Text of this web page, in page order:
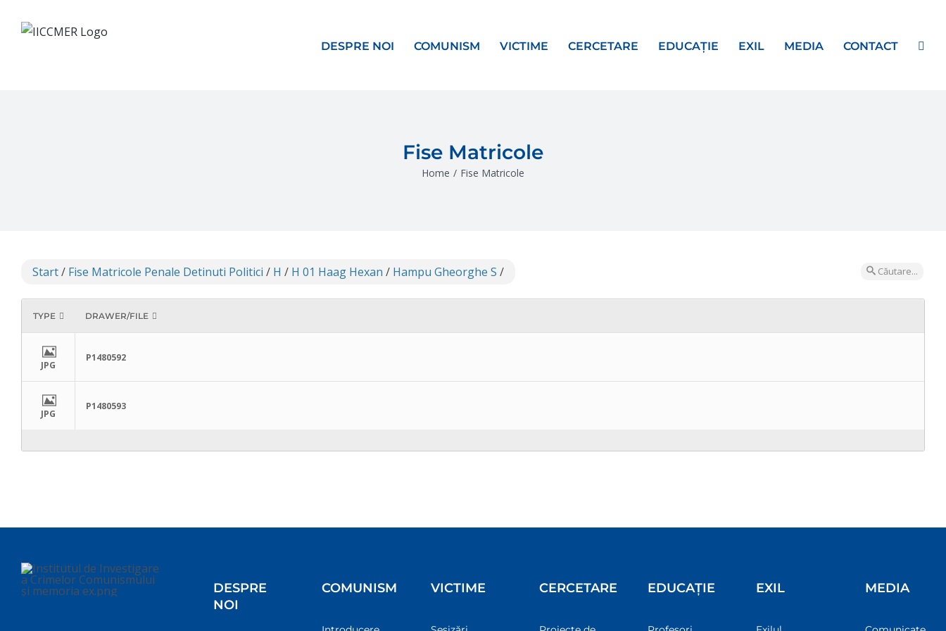
DESPRE NOI COMUNISM VICTIME CERCETARE EDUCAȚIE EXIL MEDIA CONTACT
Fise Matricole
Home / Fise Matricole
Start/ Fise Matricole Penale Detinuti Politici / H / H 01 Haag Hexan / Hampu Gheorghe S / Căutare...
TYPE DRAWER/FILE
JPG
P1480592
JPG
P1480593
DESPRE
NOI
COMUNISM VICTIME CERCETARE EDUCAȚIE EXIL MEDIA